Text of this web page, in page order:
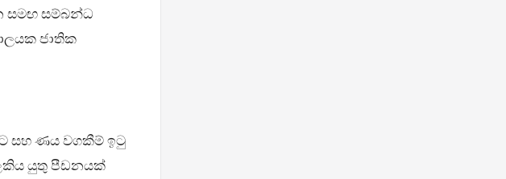
සමඟ සම්බන්ධ
ජාතික
සහ ණය වගකීම් ඉටු
යුතු පීඩනයක්